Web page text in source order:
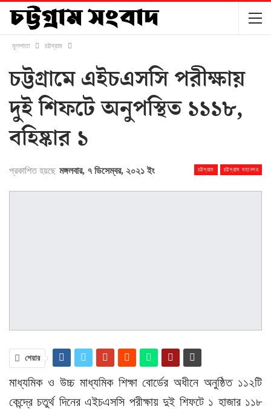
মূলপাতা চট্টগ্রাম
চট্টগ্রামে এইচএসসি পরীক্ষায়
দুই শিফটে অনুপস্থিত ১১১৮,
বহিষ্কার ১
চট্টগ্রাম চট্টগ্রাম মহানগর
প্রকাশিত হয়ছে মঙ্গলবার, ৭ ডিসেম্বর, ২০২১ ইং
শেয়ার
মাধ্যমিক ও উচ্চ মাধ্যমিক শিক্ষা বোর্ডের অধীনে অনুষ্ঠিত ১১২টি
কেন্দ্রে চতুর্থ দিনের এইচএসসি পরীক্ষায় দুই শিফটে ১ হাজার ১১৮